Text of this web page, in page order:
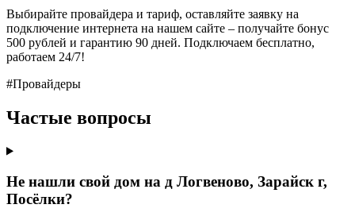
Выбирайте провайдера и тариф, оставляйте заявку на
подключение интернета на нашем сайте – получайте бонус
500 рублей и гарантию 90 дней. Подключаем бесплатно,
работаем 24/7!
#Провайдеры
Частые вопросы
Не нашли свой дом на д Логвеново, Зарайск г,
Посёлки?